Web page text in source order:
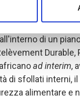
della
di un
Durable,
ad interim,
di sfollati interni,
alimentare e